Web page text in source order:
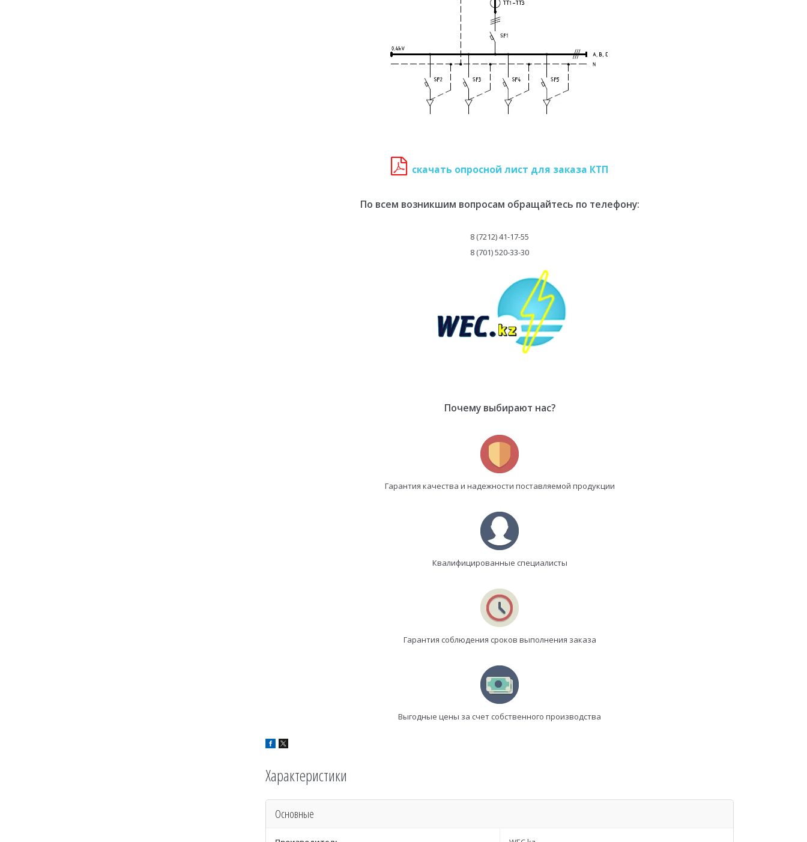
скачать опросной лист для заказа КТП
По всем возникшим вопросам обращайтесь по телефону:
8 (7212) 41-17-55
8 (701) 520-33-30
Почему выбирают нас?
Гарантия качества и надежности поставляемой продукции
Квалифицированные специалисты
Гарантия соблюдения сроков выполнения заказа
Выгодные цены за счет собственного производства
Характеристики
Основные